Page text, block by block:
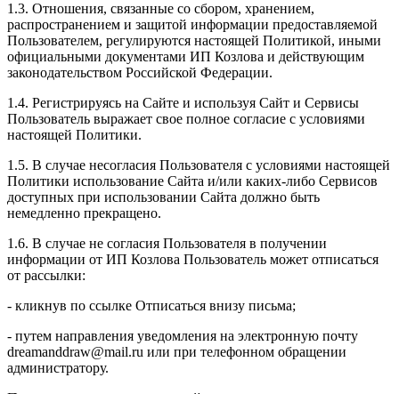
1.3. Отношения, связанные со сбором, хранением,
распространением и защитой информации предоставляемой
Пользователем, регулируются настоящей Политикой, иными
официальными документами ИП Козловa и действующим
законодательством Российской Федерации.
1.4. Регистрируясь на Сайте и используя Сайт и Сервисы
Пользователь выражает свое полное согласие с условиями
настоящей Политики.
1.5. В случае несогласия Пользователя с условиями настоящей
Политики использование Сайта и/или каких-либо Сервисов
доступных при использовании Сайта должно быть
немедленно прекращено.
1.6. В случае не согласия Пользователя в получении
информации от ИП Козлова Пользователь может отписаться
от рассылки:
- кликнув по ссылке Отписаться внизу письма;
- путем направления уведомления на электронную почту
dreamanddraw@mail.ru или при телефонном обращении
администратору.